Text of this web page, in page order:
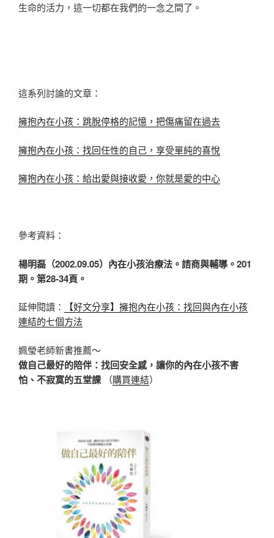
生命的活力，這一切都在我們的一念之間了。
這系列討論的文章：
擁抱內在小孩：跳脫停格的記憶，把傷痛留在過去
擁抱內在小孩：找回任性的自己，享受單純的喜悅
擁抱內在小孩：給出愛與接收愛，你就是愛的中心
參考資料：
楊明磊（2002.09.05）內在小孩治療法。諮商與輔導。201
期。第28-34頁。
延伸閱讀：
【好文分享】擁抱內在小孩：找回與內在小孩
連結的七個方法
姵瑩老師新書推薦～
做自己最好的陪伴：找回安全感，讓你的內在小孩不害
怕、不寂寞的五堂課 （購買連結）